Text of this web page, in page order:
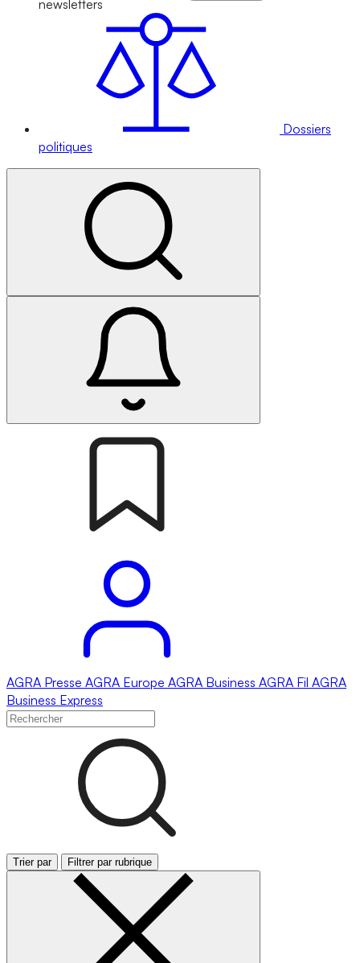
newsletters
Dossiers
politiques
AGRA Presse AGRA Europe AGRA Business AGRA Fil AGRA
Business Express
Trier par Filtrer par rubrique